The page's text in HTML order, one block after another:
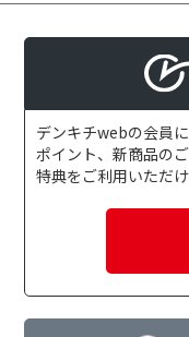
デンキチwebの会員
ポイント、新商品の
特典をご利用いただ